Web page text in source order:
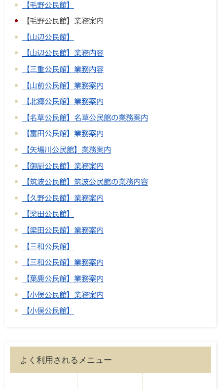
【毛野公民館】
【毛野公民館】業務案内
【山辺公民館】
【山辺公民館】業務内容
【三重公民館】業務内容
【山前公民館】業務案内
【北郷公民館】業務案内
【名草公民館】名草公民館の業務案内
【富田公民館】業務案内
【矢場川公民館】業務案内
【御厨公民館】業務案内
【筑波公民館】筑波公民館の業務内容
【久野公民館】業務案内
【梁田公民館】
【梁田公民館】業務案内
【三和公民館】
【三和公民館】業務案内
【葉鹿公民館】業務案内
【小俣公民館】業務案内
【小俣公民館】
よく利用されるメニュー